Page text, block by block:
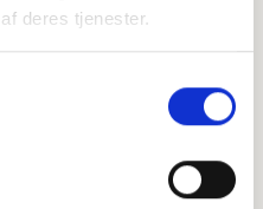
deres tjenester.
contributors